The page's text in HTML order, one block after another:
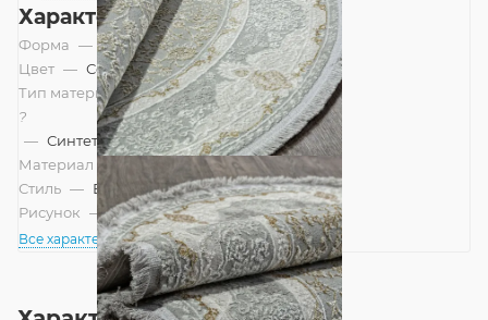
Характеристики
Форма — Овал
Цвет — Серый
Тип материала
?
— Синтетический
Материал
Полиэстер
Стиль — Восточный
Рисунок — Классический
Все характеристики